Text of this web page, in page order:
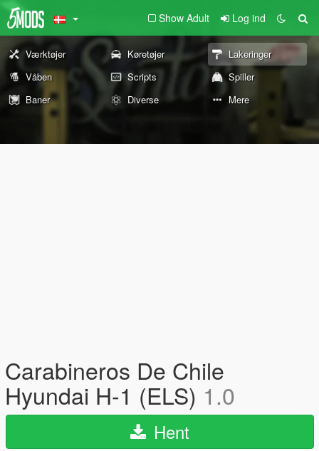
Show Adult Log ind
Værktøjer Køretøjer
Lakeringer
Våben
Scripts
Spiller
Baner
Diverse Mere
Carabineros De Chile
Hyundai H-1 (ELS) 1.0
Hent